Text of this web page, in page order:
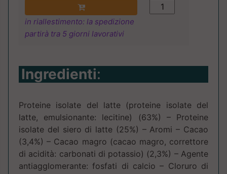
in riallestimento: la spedizione
partirà tra 5 giorni lavorativi
Ingredienti:
Proteine isolate del latte (proteine isolate del
latte, emulsionante: lecitine) (63%) – Proteine
isolate del siero di latte (25%) – Aromi – Cacao
(3,4%) – Cacao magro (cacao magro, correttore
di acidità: carbonati di potassio) (2,3%) – Agente
antiagglomerante: fosfati di calcio – Cloruro di